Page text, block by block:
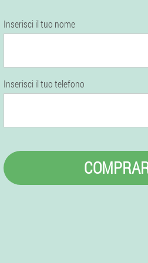
Inserisci il tuo nome
Inserisci il tuo telefono